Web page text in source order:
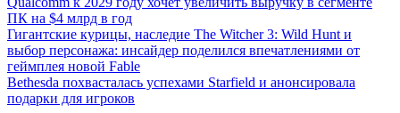
ПК на $4 млрд в год
Гигантские курицы, наследие The Witcher 3: Wild Hunt и
выбор персонажа: инсайдер поделился впечатлениями от
геймплея новой Fable
Bethesda похвасталась успехами Starfield и анонсировала
подарки для игроков